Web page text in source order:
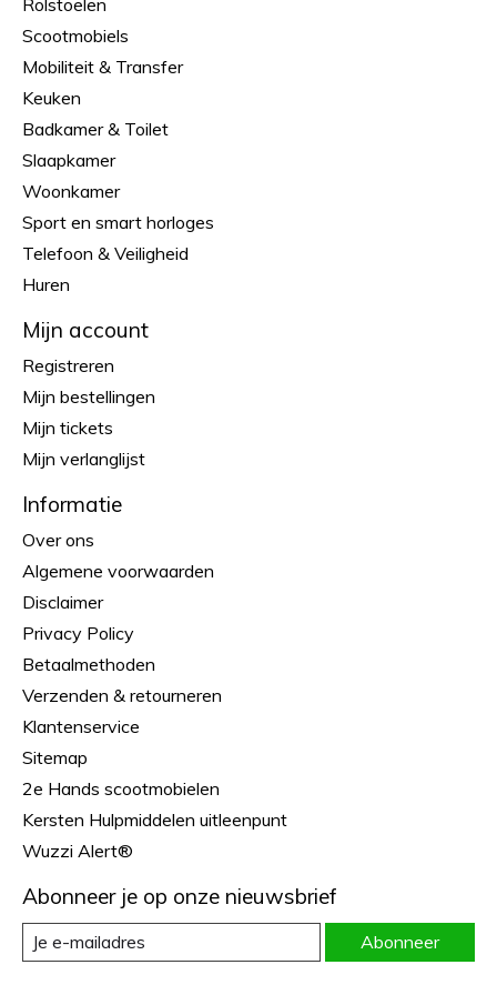
Rolstoelen
Scootmobiels
Mobiliteit & Transfer
Keuken
Badkamer & Toilet
Slaapkamer
Woonkamer
Sport en smart horloges
Telefoon & Veiligheid
Huren
Mijn account
Registreren
Mijn bestellingen
Mijn tickets
Mijn verlanglijst
Informatie
Over ons
Algemene voorwaarden
Disclaimer
Privacy Policy
Betaalmethoden
Verzenden & retourneren
Klantenservice
Sitemap
2e Hands scootmobielen
Kersten Hulpmiddelen uitleenpunt
Wuzzi Alert®
Abonneer je op onze nieuwsbrief
Abonneer